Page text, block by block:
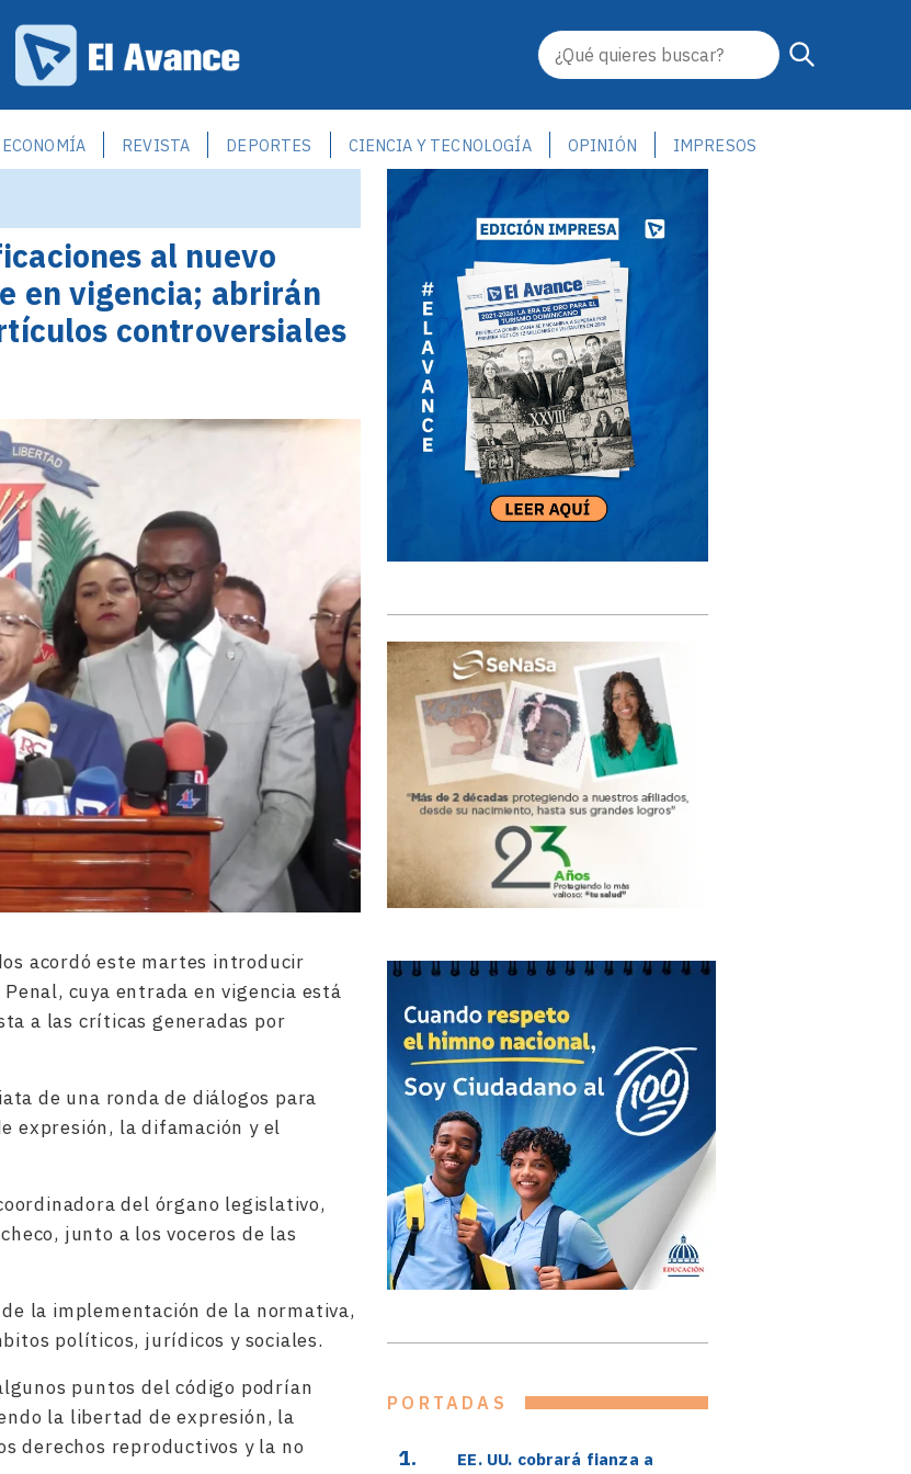
ECONOMÍA REVISTA DEPORTES CIENCIA Y TECNOLOGÍA OPINIÓN IMPRESOS
al nuevo
en vigencia; abrirán
controversiales
acordó este martes introducir
cuya entrada en vigencia está
a las críticas generadas por
de una ronda de diálogos para
expresión, la difamación y el
del órgano legislativo,
junto a los voceros de las
la implementación de la normativa,
políticos, jurídicos y sociales.
puntos del código podrían
la libertad de expresión, la
derechos reproductivos y la no
PORTADAS
EE. UU. cobrará fianza a